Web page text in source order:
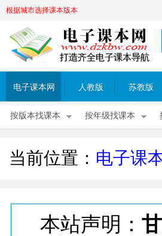
根据城市选择课本版本
电子课本网 人教版 苏教版
按版本找课本 按年级找课本
当前位置： 电子课
本站声明：